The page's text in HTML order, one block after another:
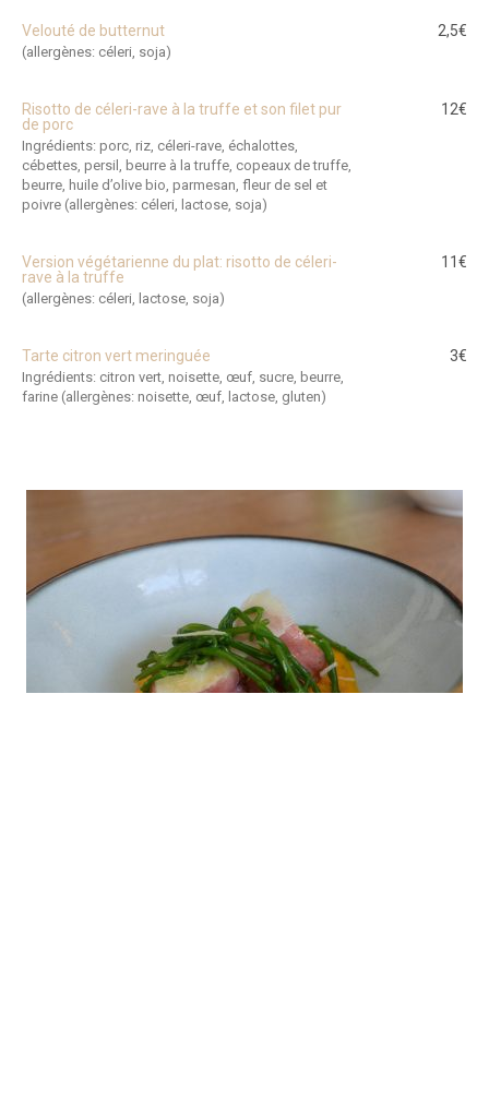
Velouté de butternut
(allergènes: céleri, soja)
2,5€
Risotto de céleri-rave à la truffe et son filet pur
de porc
Ingrédients: porc, riz, céleri-rave, échalottes,
cébettes, persil, beurre à la truffe, copeaux de truffe,
beurre, huile d’olive bio, parmesan, fleur de sel et
poivre (allergènes: céleri, lactose, soja)
12€
Version végétarienne du plat: risotto de céleri-
rave à la truffe
(allergènes: céleri, lactose, soja)
11€
Tarte citron vert meringuée
Ingrédients: citron vert, noisette, œuf, sucre, beurre,
farine (allergènes: noisette, œuf, lactose, gluten)
3€